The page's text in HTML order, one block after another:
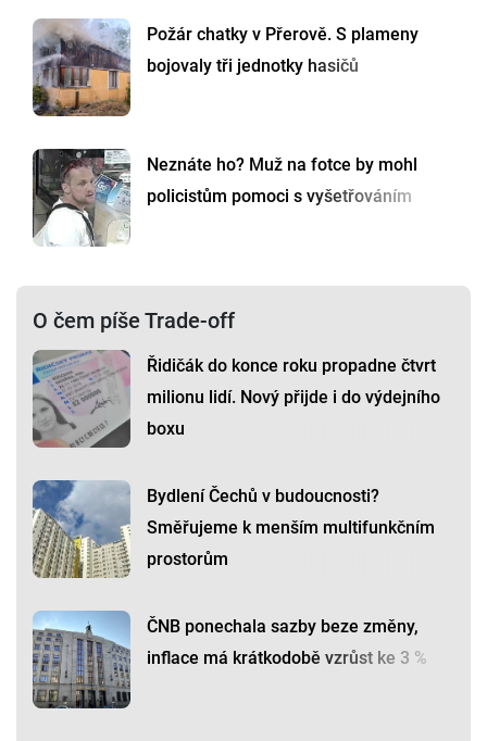
Požár chatky v Přerově. S plameny
bojovaly tři jednotky hasičů
Neznáte ho? Muž na fotce by mohl
policistům pomoci s vyšetřováním
O čem píše Trade-off
Řidičák do konce roku propadne čtvrt
milionu lidí. Nový přijde i do výdejního
boxu
Bydlení Čechů v budoucnosti?
Směřujeme k menším multifunkčním
prostorům
ČNB ponechala sazby beze změny,
inflace má krátkodobě vzrůst ke 3 %